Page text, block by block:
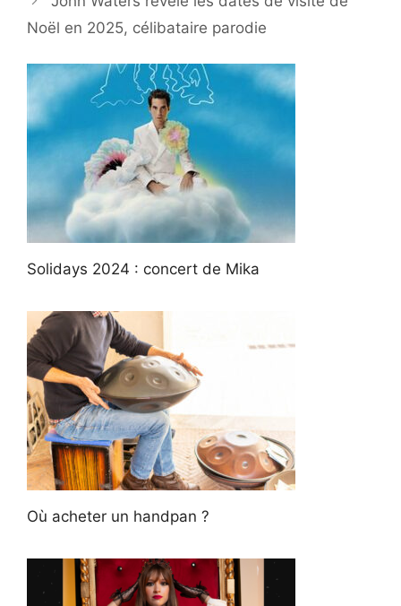
Noël en 2025, célibataire parodie
Solidays 2024 : concert de Mika
Où acheter un handpan ?